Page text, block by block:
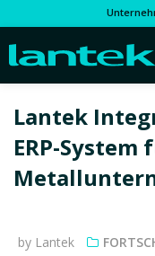
Lantek
ERP-System
by Lantek